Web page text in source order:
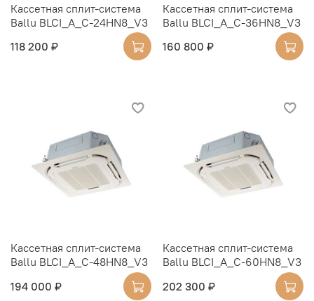
Кассетная сплит-система
Ballu BLCI_A_C-24HN8_V3
118 200 ₽
Кассетная сплит-система
Ballu BLCI_A_C-36HN8_V3
160 800 ₽
Кассетная сплит-система
Ballu BLCI_A_C-48HN8_V3
194 000 ₽
Кассетная сплит-система
Ballu BLCI_A_C-60HN8_V3
202 300 ₽